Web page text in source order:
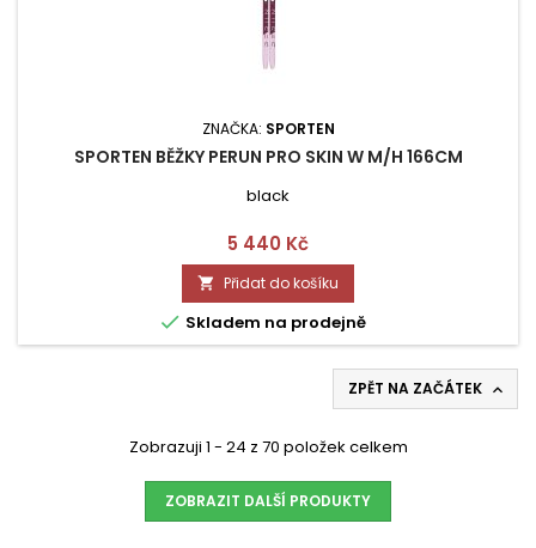
ZNAČKA: SPORTEN
SPORTEN BĚŽKY PERUN PRO SKIN W M/H 166CM
black
Cena
5 440 Kč
 Přidat do košíku
 Skladem na prodejně
ZPĚT NA ZAČÁTEK 
Zobrazuji 1 - 24 z 70 položek celkem
ZOBRAZIT DALŠÍ PRODUKTY